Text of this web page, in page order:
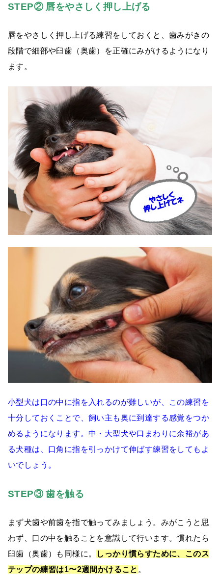
STEP② 唇をやさしく押し上げる
唇をやさしく押し上げる練習をしておくと、歯みがきの
段階で細部や臼歯（奥歯）を正確にみがけるようになり
ます。
小型犬は口の中に指を入れるのが難しいが、この練習を
十分しておくことで、飼い主も奥に到達する感覚をつか
めるようになります。中・大型犬や口まわりに余裕があ
る犬種は、口角に指を引っかけて伸ばす練習をしてもよ
いでしょう。
STEP③ 歯を触る
まず犬歯や前歯を指で触ってみましょう。みがこうと思
わず、口の中を触ることを意識して行います。慣れたら
臼歯（奥歯）も同様に。
しっかり慣らすために、このス
テップの練習は1〜2週間かけること 。